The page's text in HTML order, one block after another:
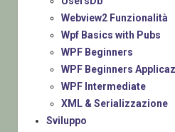
Webview2 Funzionalità
Wpf Basics with Pubs
WPF Beginners
WPF Beginners
WPF Intermediate
XML & Serializzazione
Sviluppo